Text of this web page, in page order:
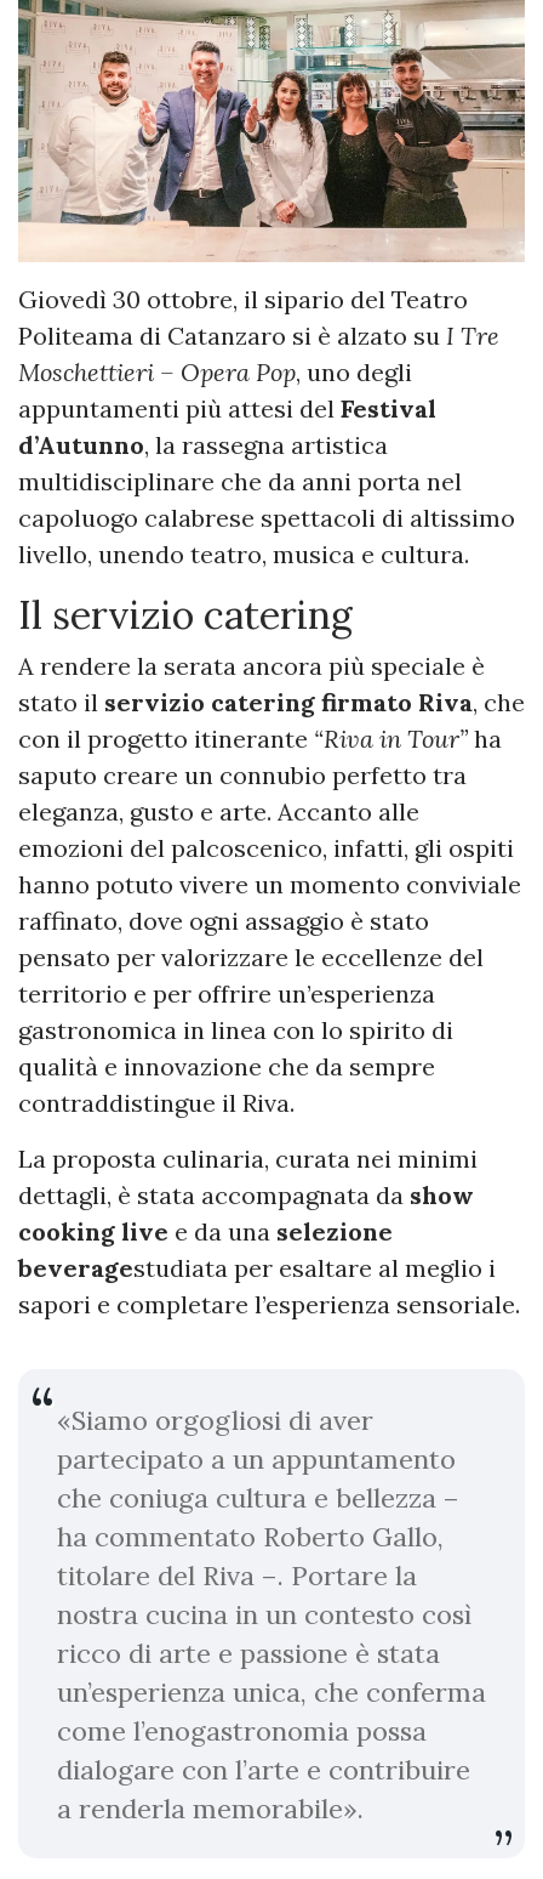
Giovedì 30 ottobre, il sipario del Teatro
Politeama di Catanzaro si è alzato su I Tre
Moschettieri – Opera Pop, uno degli
appuntamenti più attesi del Festival
d’Autunno, la rassegna artistica
multidisciplinare che da anni porta nel
capoluogo calabrese spettacoli di altissimo
livello, unendo teatro, musica e cultura.
Il servizio catering
A rendere la serata ancora più speciale è
stato il servizio catering firmato Riva, che
con il progetto itinerante “Riva in Tour” ha
saputo creare un connubio perfetto tra
eleganza, gusto e arte. Accanto alle
emozioni del palcoscenico, infatti, gli ospiti
hanno potuto vivere un momento conviviale
raffinato, dove ogni assaggio è stato
pensato per valorizzare le eccellenze del
territorio e per offrire un’esperienza
gastronomica in linea con lo spirito di
qualità e innovazione che da sempre
contraddistingue il Riva.
La proposta culinaria, curata nei minimi
dettagli, è stata accompagnata da show
cooking live e da una selezione
beveragestudiata per esaltare al meglio i
sapori e completare l’esperienza sensoriale.
«Siamo orgogliosi di aver
partecipato a un appuntamento
che coniuga cultura e bellezza –
ha commentato Roberto Gallo,
titolare del Riva –. Portare la
nostra cucina in un contesto così
ricco di arte e passione è stata
un’esperienza unica, che conferma
come l’enogastronomia possa
dialogare con l’arte e contribuire
a renderla memorabile».